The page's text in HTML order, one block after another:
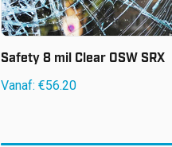
Safety 8 mil Clear OSW SRX
Vanaf: €56.20